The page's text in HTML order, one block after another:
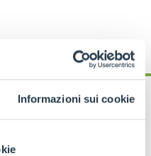
Informazioni sui cookie